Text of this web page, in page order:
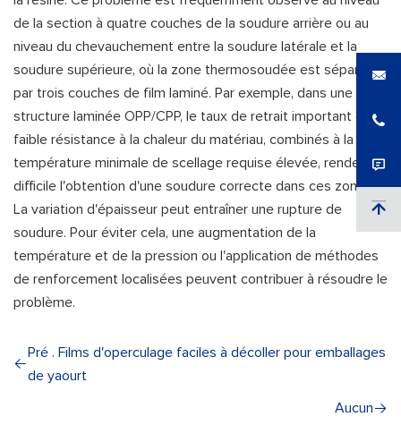
de la section à quatre couches de la soudure arrière ou au
niveau du chevauchement entre la soudure latérale et la
soudure supérieure, où la zone thermosoudée est séparée
par trois couches de film laminé. Par exemple, dans une
structure laminée OPP/CPP, le taux de retrait important et la
faible résistance à la chaleur du matériau, combinés à la
température minimale de scellage requise élevée, rendent
difficile l'obtention d'une soudure correcte dans ces zones.
La variation d'épaisseur peut entraîner une rupture de
soudure. Pour éviter cela, une augmentation de la
température et de la pression ou l'application de méthodes
de renforcement localisées peuvent contribuer à résoudre le
problème.
Pré . Films d'operculage faciles à décoller pour emballages
de yaourt
Aucun